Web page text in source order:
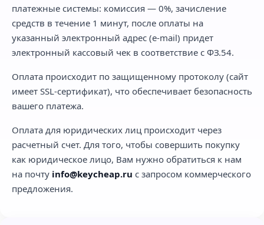
платежные системы: комиссия — 0%, зачисление
средств в течение 1 минут, после оплаты на
указанный электронный адрес (e-mail) придет
электронный кассовый чек в соответствие с ФЗ.54.
Оплата происходит по защищенному протоколу (сайт
имеет SSL-сертификат), что обеспечивает безопасность
вашего платежа.
Оплата для юридических лиц происходит через
расчетный счет. Для того, чтобы совершить покупку
как юридическое лицо, Вам нужно обратиться к нам
на почту info@keycheap.ru с запросом коммерческого
предложения.